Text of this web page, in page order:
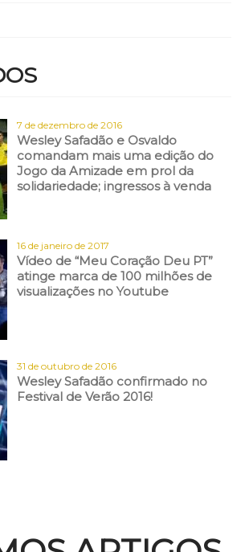
7 de dezembro de 2016
Wesley Safadão e Osvaldo
comandam mais uma edição do
Jogo da Amizade em prol da
solidariedade; ingressos à venda
16 de janeiro de 2017
Vídeo de “Meu Coração Deu PT”
atinge marca de 100 milhões de
visualizações no Youtube
31 de outubro de 2016
Wesley Safadão confirmado no
Festival de Verão 2016!